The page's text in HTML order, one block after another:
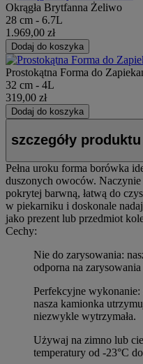
Okrągła Brytfanna Żeliwo
28 cm - 6.7L
1.969,00 zł
Dodaj do koszyka
Prostokątna Forma do
32 cm - 4L
319,00 zł
Dodaj do koszyka
szczegóły produktu
Pełna uroku forma borówka
duszonych owoców.
pokrytej barwną, łatwą do
w piekarniku i doskonale
jako prezent lub przedmiot
Cechy:
Nie do zarysowania:
odporna na
Perfekcyjne
nasza kamionka
niezwykle wytrzymała.
Używaj na zimno lub
temperatury od -23°C